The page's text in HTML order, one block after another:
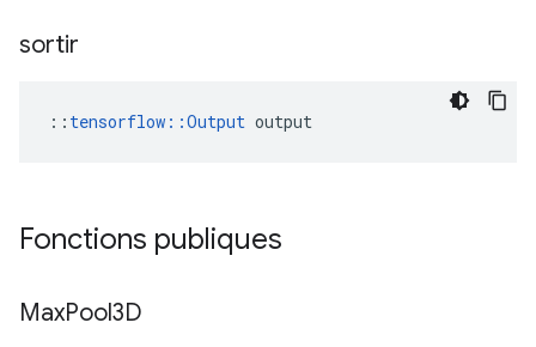
sortir
:: tensorflow::Output output
Fonctions publiques
MaxPool3D